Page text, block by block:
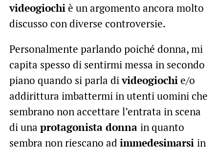
videogiochiè un argomento ancora molto
discusso con diverse controversie.
Personalmente parlando poiché donna, mi
capita spesso di sentirmi messa in secondo
piano quando si parla divideogiochie/o
addirittura imbattermi in utenti uomini che
sembrano non accettare l’entrata in scena
di una protagonista donna in quanto
sembra non riescano ad immedesimarsi in